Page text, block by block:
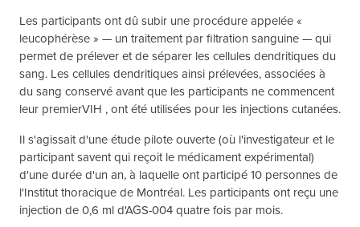
Les participants ont dû subir une procédure appelée «
leucophérèse » — un traitement par filtration sanguine — qui
permet de prélever et de séparer les cellules dendritiques du
sang. Les cellules dendritiques ainsi prélevées, associées à
du sang conservé avant que les participants ne commencent
leur premierVIH , ont été utilisées pour les injections cutanées.
Il s'agissait d'une étude pilote ouverte (où l'investigateur et le
participant savent qui reçoit le médicament expérimental)
d'une durée d'un an, à laquelle ont participé 10 personnes de
l'Institut thoracique de Montréal. Les participants ont reçu une
injection de 0,6 ml d'AGS-004 quatre fois par mois.